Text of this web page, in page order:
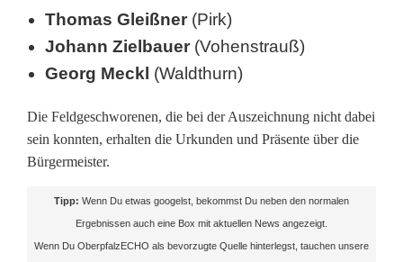
Thomas Gleißner (Pirk)
Johann Zielbauer (Vohenstrauß)
Georg Meckl (Waldthurn)
Die Feldgeschworenen, die bei der Auszeichnung nicht dabei
sein konnten, erhalten die Urkunden und Präsente über die
Bürgermeister.
Tipp: Wenn Du etwas googelst, bekommst Du neben den normalen
Ergebnissen auch eine Box mit aktuellen News angezeigt.
Wenn Du OberpfalzECHO als bevorzugte Quelle hinterlegst, tauchen unsere